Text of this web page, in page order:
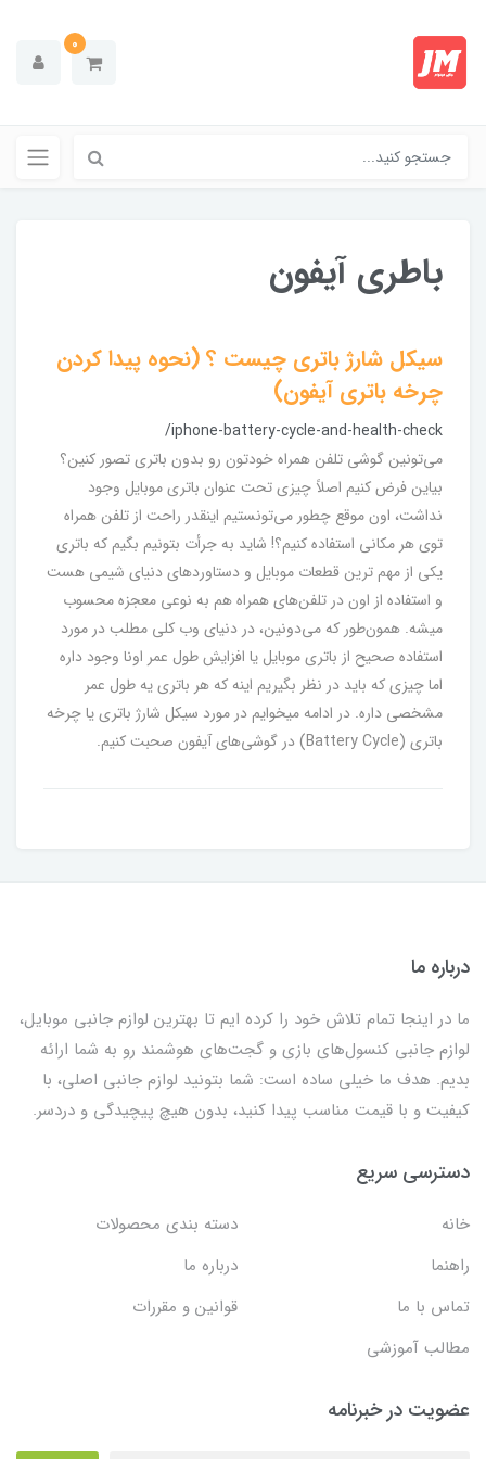
0
باطری آیفون
سیکل شارژ باتری چیست ؟ (نحوه پیدا کردن
چرخه باتری آیفون)
/iphone-battery-cycle-and-health-check
می‌تونین گوشی تلفن همراه خودتون رو بدون باتری تصور کنین؟
بیاین فرض کنیم اصلاً چیزی تحت عنوان باتری موبایل وجود
نداشت، اون موقع چطور می‌تونستیم اینقدر راحت از تلفن همراه
توی هر مکانی استفاده کنیم؟! شاید به جرأت بتونیم بگیم که باتری
یکی از مهم ترین قطعات موبایل و دستاورد‌های دنیای شیمی هست
و استفاده از اون در تلفن‌های همراه هم به نوعی معجزه محسوب
میشه. همون‌طور که می‌دونین، در دنیای وب کلی مطلب در مورد
استفاده صحیح از باتری موبایل یا افزایش طول عمر اونا وجود داره
اما چیزی که باید در نظر بگیریم اینه که هر باتری یه طول عمر
مشخصی داره. در ادامه میخوایم در مورد سیکل شارژ باتری یا چرخه
باتری‌ (Battery Cycle) در گوشی‌های آیفون صحبت کنیم.
درباره ما
ما در اینجا تمام تلاش خود را کرده ایم تا بهترین لوازم جانبی موبایل،
لوازم جانبی کنسول‌های بازی و گجت‌های هوشمند رو به شما ارائه
بدیم. هدف ما خیلی ساده است: شما بتونید لوازم جانبی اصلی، با
کیفیت و با قیمت مناسب پیدا کنید، بدون هیچ پیچیدگی و دردسر.
دسترسی سریع
خانه
دسته بندی محصولات
راهنما
درباره ما
تماس با ما
قوانین و مقررات
مطالب آموزشی
عضویت در خبرنامه